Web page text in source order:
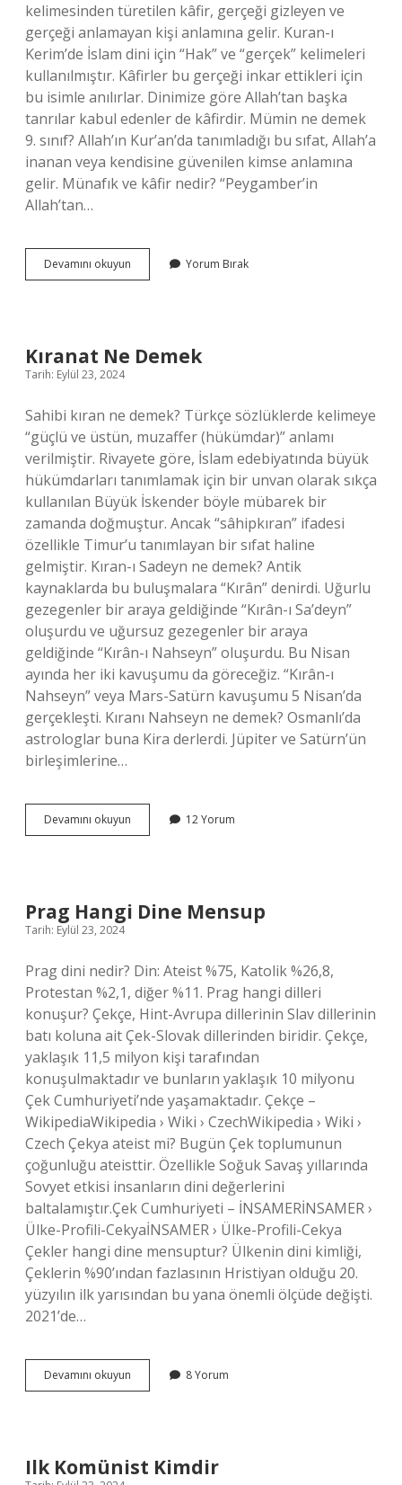
kelimesinden türetilen kâfir, gerçeği gizleyen ve
gerçeği anlamayan kişi anlamına gelir. Kuran-ı
Kerim’de İslam dini için “Hak” ve “gerçek” kelimeleri
kullanılmıştır. Kâfirler bu gerçeği inkar ettikleri için
bu isimle anılırlar. Dinimize göre Allah’tan başka
tanrılar kabul edenler de kâfirdir. Mümin ne demek
9. sınıf? Allah’ın Kur’an’da tanımladığı bu sıfat, Allah’a
inanan veya kendisine güvenilen kimse anlamına
gelir. Münafık ve kâfir nedir? “Peygamber’in
Allah’tan…
Devamını okuyun
Ne
Yorum Bırak
Kıranat Ne Demek
Tarih: Eylül 23, 2024
Sahibi kıran ne demek? Türkçe sözlüklerde kelimeye
“güçlü ve üstün, muzaffer (hükümdar)” anlamı
verilmiştir. Rivayete göre, İslam edebiyatında büyük
hükümdarları tanımlamak için bir unvan olarak sıkça
kullanılan Büyük İskender böyle mübarek bir
zamanda doğmuştur. Ancak “sâhipkıran” ifadesi
özellikle Timur’u tanımlayan bir sıfat haline
gelmiştir. Kıran-ı Sadeyn ne demek? Antik
kaynaklarda bu buluşmalara “Kırân” denirdi. Uğurlu
gezegenler bir araya geldiğinde “Kırân-ı Sa’deyn”
oluşurdu ve uğursuz gezegenler bir araya
geldiğinde “Kırân-ı Nahseyn” oluşurdu. Bu Nisan
ayında her iki kavuşumu da göreceğiz. “Kırân-ı
Nahseyn” veya Mars-Satürn kavuşumu 5 Nisan’da
gerçekleşti. Kıranı Nahseyn ne demek? Osmanlı’da
astrologlar buna Kira derlerdi. Jüpiter ve Satürn’ün
birleşimlerine…
Devamını okuyun
Ne
12 Yorum
Prag Hangi Dine Mensup
Tarih: Eylül 23, 2024
Prag dini nedir? Din: Ateist %75, Katolik %26,8,
Protestan %2,1, diğer %11. Prag hangi dilleri
konuşur? Çekçe, Hint-Avrupa dillerinin Slav dillerinin
batı koluna ait Çek-Slovak dillerinden biridir. Çekçe,
yaklaşık 11,5 milyon kişi tarafından
konuşulmaktadır ve bunların yaklaşık 10 milyonu
Çek Cumhuriyeti’nde yaşamaktadır. Çekçe –
WikipediaWikipedia › Wiki › CzechWikipedia › Wiki ›
Czech Çekya ateist mi? Bugün Çek toplumunun
çoğunluğu ateisttir. Özellikle Soğuk Savaş yıllarında
Sovyet etkisi insanların dini değerlerini
baltalamıştır.Çek Cumhuriyeti – İNSAMERİNSAMER ›
Ülke-Profili-CekyaİNSAMER › Ülke-Profili-Cekya
Çekler hangi dine mensuptur? Ülkenin dini kimliği,
Çeklerin %90’ından fazlasının Hristiyan olduğu 20.
yüzyılın ilk yarısından bu yana önemli ölçüde değişti.
2021’de…
Devamını okuyun
Hangi
8 Yorum
Ilk Komünist Kimdir